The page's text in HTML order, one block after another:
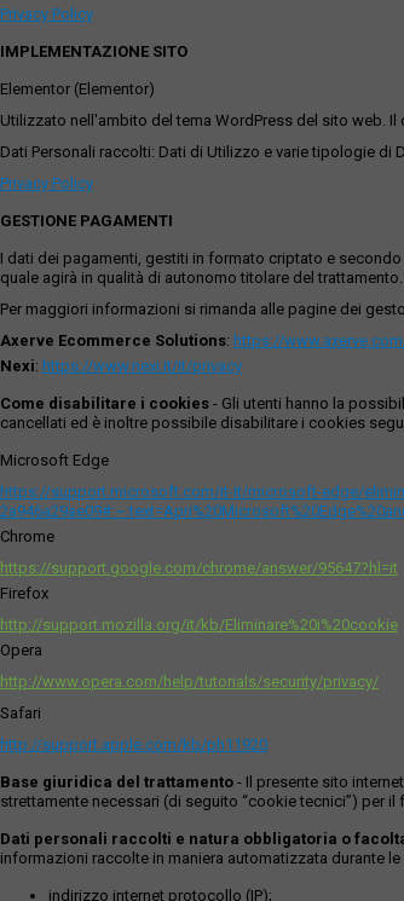
Privacy Policy
IMPLEMENTAZIONE SITO
Elementor (Elementor)
Utilizzato nell'ambito del tema WordPress del sito web.
Dati Personali raccolti: Dati di Utilizzo e varie tipologie
Privacy Policy
GESTIONE PAGAMENTI
I dati dei pagamenti, gestiti in formato criptato e
quale agirà in qualità di autonomo titolare del trattamento.
Per maggiori informazioni si rimanda alle pagine dei
Axerve Ecommerce Solutions: https://
Nexi: https://www.nexi.it/it/privacy
Come disabilitare i cookies - Gli utenti hanno la
cancellati ed è inoltre possibile disabilitare i cookies
Microsoft Edge
https://support.microsoft.com/it-it/microsoft-edge/
Chrome
https://support.google.com/chrome/answer/95647?hl=it
Firefox
http://support.mozilla.org/it/kb/Eliminare%20i%20cookie
Opera
http://www.opera.com/help/tutorials/security/privacy/
Safari
http://support.apple.com/kb/ph11920
Base giuridica del trattamento - Il presente sito
strettamente necessari (di seguito “cookie tecnici”) per
Dati personali raccolti e natura obbligatoria o
informazioni raccolte in maniera automatizzata durante
indirizzo internet protocollo (IP);